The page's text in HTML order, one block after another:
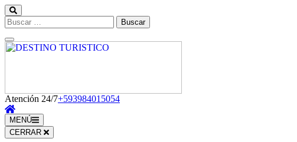
Saltar
al
contenido
(presiona
la
Buscar:
Atención 24/7+593984015054
MENÚ
CERRAR